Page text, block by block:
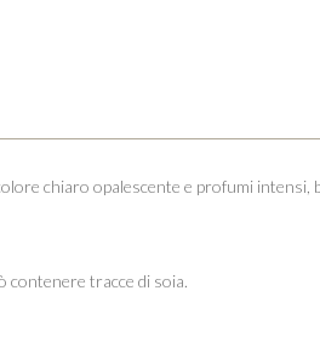
chiaro opalescente e profumi intensi,
contenere tracce di soia.